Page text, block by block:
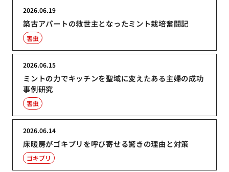
築古アパートの救世主となったミント栽培奮闘記
2026.06.19
害虫
ミントの力でキッチンを聖域に変えたある主婦の成功
事例研究
2026.06.15
害虫
床暖房がゴキブリを呼び寄せる驚きの理由と対策
2026.06.14
ゴキブリ